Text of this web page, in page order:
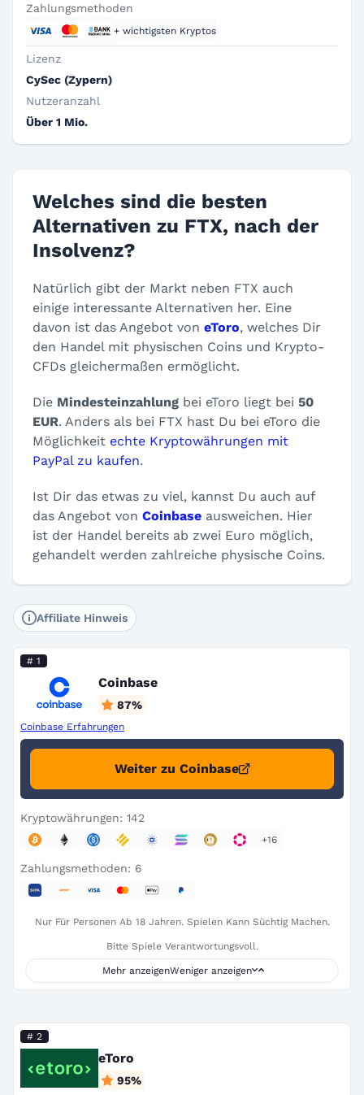
Zahlungsmethoden
+ wichtigsten Kryptos
Lizenz
CySec (Zypern)
Nutzeranzahl
Über 1 Mio.
Welches sind die besten
Alternativen zu FTX, nach der
Insolvenz?
Natürlich gibt der Markt neben FTX auch
einige interessante Alternativen her. Eine
davon ist das Angebot von eToro, welches Dir
den Handel mit physischen Coins und Krypto-
CFDs gleichermaßen ermöglicht.
Die Mindesteinzahlung bei eToro liegt bei 50
EUR. Anders als bei FTX hast Du bei eToro die
Möglichkeit echte Kryptowährungen mit
PayPal zu kaufen.
Ist Dir das etwas zu viel, kannst Du auch auf
das Angebot von Coinbase ausweichen. Hier
ist der Handel bereits ab zwei Euro möglich,
gehandelt werden zahlreiche physische Coins.
Affiliate Hinweis
# 1
Coinbase
87%
Coinbase Erfahrungen
Weiter zu Coinbase
Kryptowährungen: 142
+16
Zahlungsmethoden: 6
Nur Für Personen Ab 18 Jahren. Spielen Kann Süchtig Machen.
Bitte Spiele Verantwortungsvoll.
Mehr anzeigenWeniger anzeigen
# 2
eToro
95%